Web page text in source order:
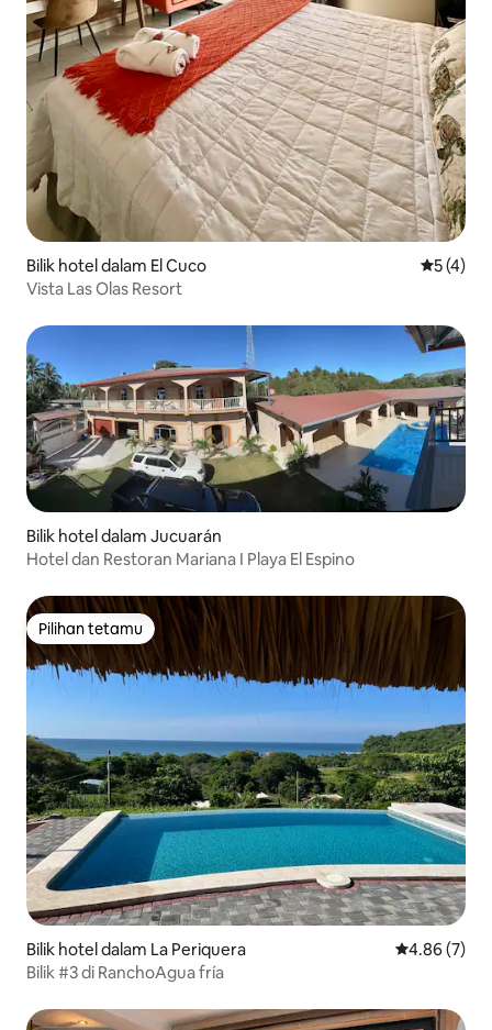
Bilik hotel dalam El Cuco
5 (4)
Vista Las Olas Resort
Bilik hotel dalam Jucuarán
Hotel dan Restoran Mariana I Playa El Espino
Pilihan tetamu
Pilihan tetamu
Bilik hotel dalam La Periquera Penarafan
4.86 (7)
Bilik #3 di RanchoAgua fría